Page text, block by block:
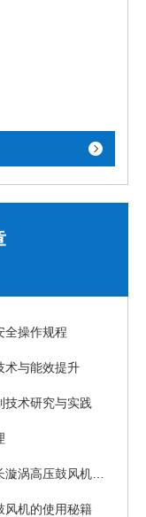
全操作规程
术与能效提升
技术研究与实践
风机的使用秘籍